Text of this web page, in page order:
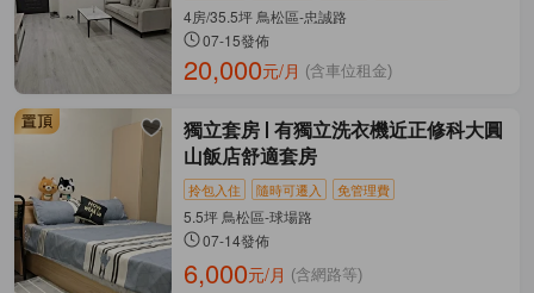
4房/35.5坪 鳥松區-忠誠路
07-15發佈
20,000元/月 (含車位租金)
獨立套房
有獨立洗衣機近正修科大圓
山飯店舒適套房
拎包入住 隨時可遷入 免管理費
5.5坪 鳥松區-球場路
07-14發佈
6,000元/月 (含網路等)